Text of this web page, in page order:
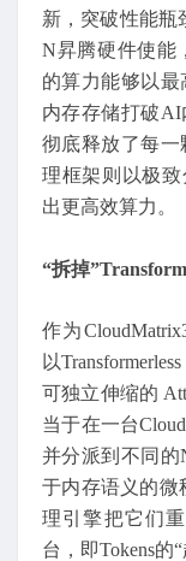
新，突破性能瓶
N昇腾硬件使能
的算力能够以最
内存存储打破AI
彻底释放了每一
理框架则以极致
出更高效算力。
“拆掉
作为
以
可独立伸缩的
当于在一台
并分派到不同的
于内存语义的微
理引擎把它们
台，即Tokens的